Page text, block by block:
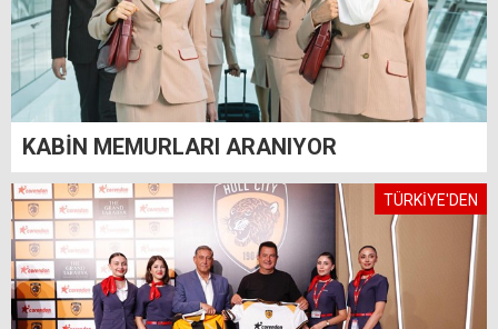
KABİN MEMURLARI ARANIYOR
TÜRKİYE'DEN